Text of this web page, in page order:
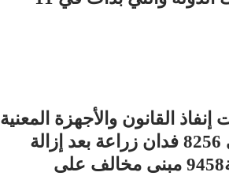
القانون والأجهزة المعنية
نجحت حتي 27 أكتوبر الجارى في استرداد حوالى 8256 فدان زراعة بعد إزالة
2804 حالات تعدى على الأراضى الزراعية ، وإزالة9458 مبنى مخالف على